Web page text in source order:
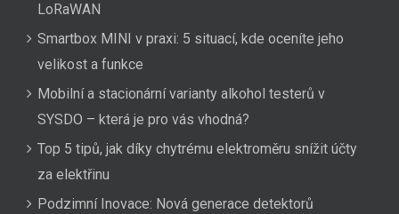
LoRaWAN
Smartbox MINI v praxi: 5 situací, kde oceníte jeho
velikost a funkce
Mobilní a stacionární varianty alkohol testerů v
SYSDO – která je pro vás vhodná?
Top 5 tipů, jak díky chytrému elektroměru snížit účty
za elektřinu
Podzimní Inovace: Nová generace detektorů